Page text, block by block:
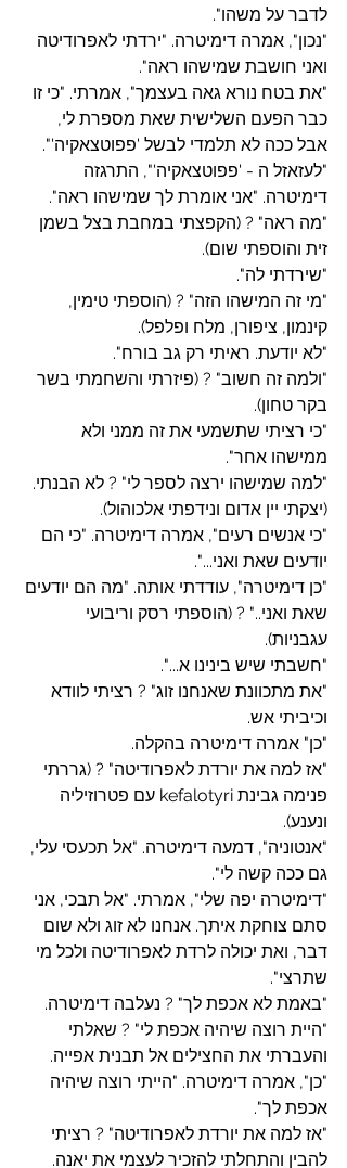
לדבר על משהו".
"נכון", אמרה דימיטרה. "ירדתי לאפרודיטה
ואני חושבת שמישהו ראה".
"את בטח נורא גאה בעצמך", אמרתי. "כי זו
כבר הפעם השלישית שאת מספרת לי,
אבל ככה לא תלמדי לבשל 'פפוטצאקיה'".
"לעזאזל ה - 'פפוטצאקיה'", התרגזה
דימיטרה. "אני אומרת לך שמישהו ראה".
"מה ראה" ? (הקפצתי במחבת בצל בשמן
זית והוספתי שום).
"שירדתי לה".
"מי זה המישהו הזה" ? (הוספתי טימין,
קינמון, ציפורן, מלח ופלפל).
"לא יודעת. ראיתי רק גב בורח".
"ולמה זה חשוב" ? (פיזרתי והשחמתי בשר
בקר טחון).
"כי רציתי שתשמעי את זה ממני ולא
ממישהו אחר".
"למה שמישהו ירצה לספר לי" ? לא הבנתי.
(יצקתי יין אדום ונידפתי אלכוהול).
"כי אנשים רעים", אמרה דימיטרה. "כי הם
יודעים שאת ואני...".
"כן דימיטרה", עודדתי אותה. "מה הם יודעים
שאת ואני.." ? (הוספתי רסק וריבועי
עגבניות).
"חשבתי שיש בינינו א...".
"את מתכוונת שאנחנו זוג" ? רציתי לוודא
וכיביתי אש.
"כן" אמרה דימיטרה בהקלה.
"אז למה את יורדת לאפרודיטה" ? (גררתי
פנימה גבינת kefalotyri עם פטרוזיליה
ונענע).
"אנטוניה", דמעה דימיטרה. "אל תכעסי עלי,
גם ככה קשה לי".
"דימיטרה יפה שלי", אמרתי. "אל תבכי, אני
סתם צוחקת איתך. אנחנו לא זוג ולא שום
דבר, ואת יכולה לרדת לאפרודיטה ולכל מי
שתרצי".
"באמת לא אכפת לך" ? נעלבה דימיטרה.
"היית רוצה שיהיה אכפת לי" ? שאלתי
והעברתי את החצילים אל תבנית אפייה.
"כן", אמרה דימיטרה. "הייתי רוצה שיהיה
אכפת לך".
"אז למה את יורדת לאפרודיטה" ? רציתי
להבין והתחלתי להזכיר לעצמי את יאנה.